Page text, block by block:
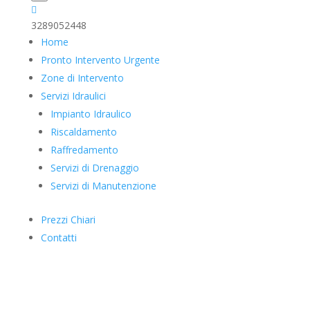

3289052448
Home
Pronto Intervento Urgente
Zone di Intervento
Servizi Idraulici
Impianto Idraulico
Riscaldamento
Raffredamento
Servizi di Drenaggio
Servizi di Manutenzione
Prezzi Chiari
Contatti